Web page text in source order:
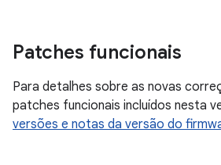
Patches funcionais
Para detalhes sobre as novas
patches funcionais incluídos nesta
versões e notas da versão do